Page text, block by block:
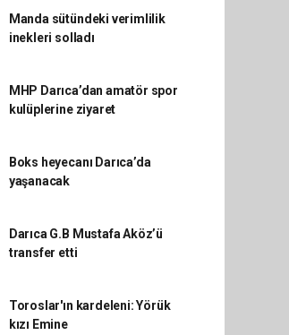
Manda sütündeki verimlilik
inekleri solladı
MHP Darıca’dan amatör spor
kulüplerine ziyaret
Boks heyecanı Darıca’da
yaşanacak
Darıca G.B Mustafa Aköz’ü
transfer etti
Toroslar'ın kardeleni: Yörük
kızı Emine